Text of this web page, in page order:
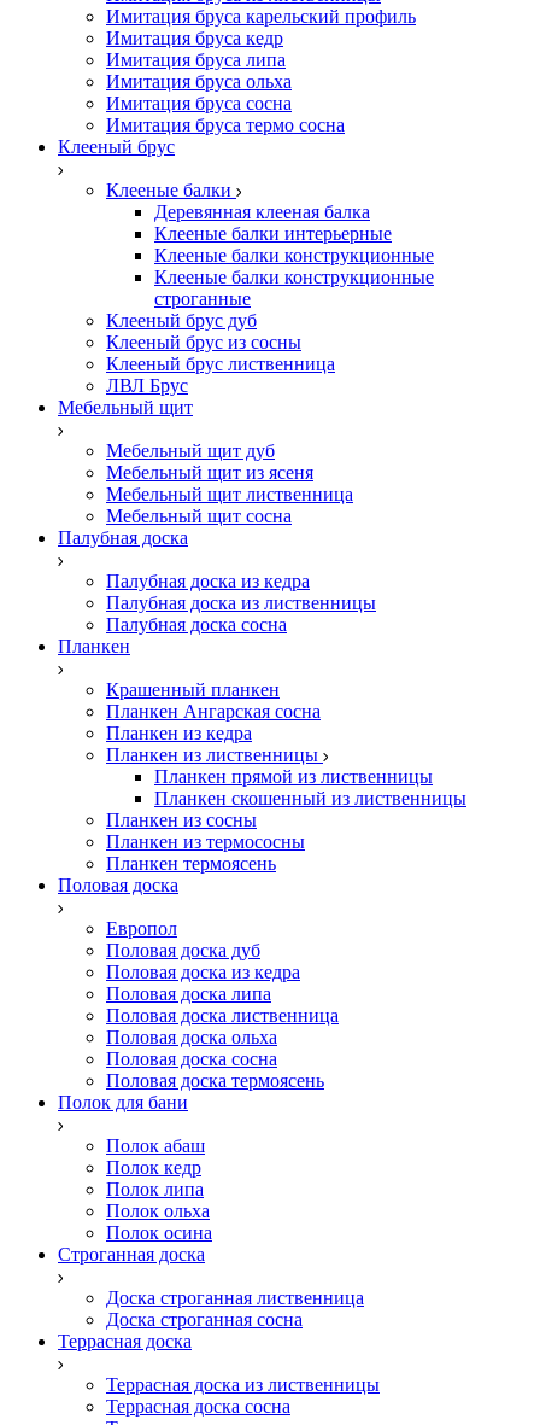
Имитация бруса карельский профиль
Имитация бруса кедр
Имитация бруса липа
Имитация бруса ольха
Имитация бруса сосна
Имитация бруса термо сосна
Клееный брус
Клееные балки
Деревянная клееная балка
Клееные балки интерьерные
Клееные балки конструкционные
Клееные балки конструкционные
строганные
Клееный брус дуб
Клееный брус из сосны
Клееный брус лиственница
ЛВЛ Брус
Мебельный щит
Мебельный щит дуб
Мебельный щит из ясеня
Мебельный щит лиственница
Мебельный щит сосна
Палубная доска
Палубная доска из кедра
Палубная доска из лиственницы
Палубная доска сосна
Планкен
Крашенный планкен
Планкен Ангарская сосна
Планкен из кедра
Планкен из лиственницы
Планкен прямой из лиственницы
Планкен скошенный из лиственницы
Планкен из сосны
Планкен из термососны
Планкен термоясень
Половая доска
Европол
Половая доска дуб
Половая доска из кедра
Половая доска липа
Половая доска лиственница
Половая доска ольха
Половая доска сосна
Половая доска термоясень
Полок для бани
Полок абаш
Полок кедр
Полок липа
Полок ольха
Полок осина
Строганная доска
Доска строганная лиственница
Доска строганная сосна
Террасная доска
Террасная доска из лиственницы
Террасная доска сосна